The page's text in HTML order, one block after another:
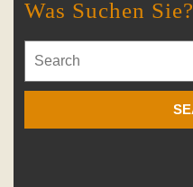
Was Suchen Sie?
for: